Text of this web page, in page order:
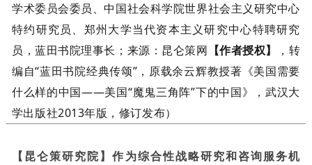
学术委员会委员、中国社会科学院世界社会主义研究中心
特约研究员、郑州大学当代资本主义研究中心特聘研究
员，蓝田书院理事长；来源：昆仑策网 【作者授权】
，转
编自“蓝田书院经典传颂”， 原载余云辉教授著《美国需要
什么样的中国——美国“魔鬼三角阵”下的中国》，武汉大
学出版社2013年版，修订发布）
【昆仑策研究院】作为综合性战略研究和咨询服务机